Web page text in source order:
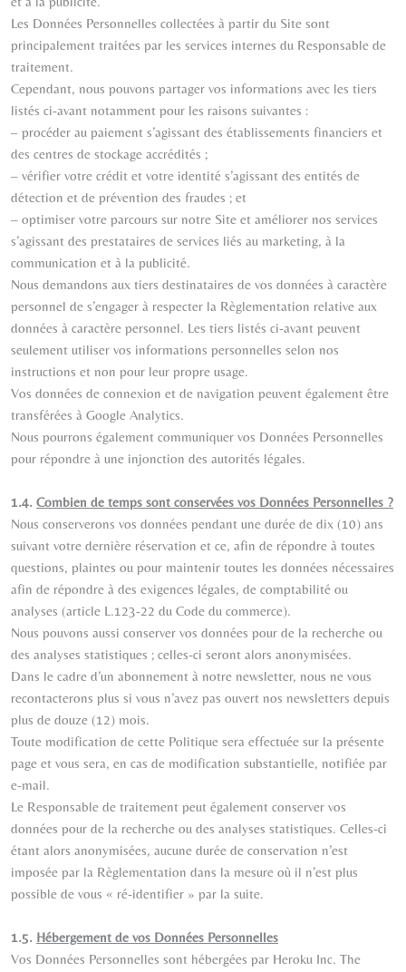
Les Données Personnelles collectées à partir du Site sont
principalement traitées par les services internes du Responsable de
traitement.
Cependant, nous pouvons partager vos informations avec les tiers
listés ci-avant notamment pour les raisons suivantes :
– procéder au paiement s’agissant des établissements financiers et
des centres de stockage accrédités ;
– vérifier votre crédit et votre identité s’agissant des entités de
détection et de prévention des fraudes ; et
– optimiser votre parcours sur notre Site et améliorer nos services
s’agissant des prestataires de services liés au marketing, à la
communication et à la publicité.
Nous demandons aux tiers destinataires de vos données à caractère
personnel de s’engager à respecter la Règlementation relative aux
données à caractère personnel. Les tiers listés ci-avant peuvent
seulement utiliser vos informations personnelles selon nos
instructions et non pour leur propre usage.
Vos données de connexion et de navigation peuvent également être
transférées à Google Analytics.
Nous pourrons également communiquer vos Données Personnelles
pour répondre à une injonction des autorités légales.
1.4. Combien de temps sont conservées vos Données Personnelles ?
Nous conserverons vos données pendant une durée de dix (10) ans
suivant votre dernière réservation et ce, afin de répondre à toutes
questions, plaintes ou pour maintenir toutes les données nécessaires
afin de répondre à des exigences légales, de comptabilité ou
analyses (article L.123-22 du Code du commerce).
Nous pouvons aussi conserver vos données pour de la recherche ou
des analyses statistiques ; celles-ci seront alors anonymisées.
Dans le cadre d’un abonnement à notre newsletter, nous ne vous
recontacterons plus si vous n’avez pas ouvert nos newsletters depuis
plus de douze (12) mois.
Toute modification de cette Politique sera effectuée sur la présente
page et vous sera, en cas de modification substantielle, notifiée par
e-mail.
Le Responsable de traitement peut également conserver vos
données pour de la recherche ou des analyses statistiques. Celles-ci
étant alors anonymisées, aucune durée de conservation n’est
imposée par la Règlementation dans la mesure où il n’est plus
possible de vous « ré-identifier » par la suite.
1.5. Hébergement de vos Données Personnelles
Vos Données Personnelles sont hébergées par Heroku Inc. The